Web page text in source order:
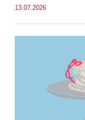
13.07.2026